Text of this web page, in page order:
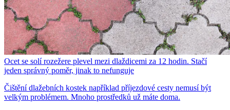
Ocet se solí rozežere plevel mezi dlaždicemi za 12 hodin. Stačí
jeden správný poměr, jinak to nefunguje
Čištění dlažebních kostek například příjezdové cesty nemusí být
velkým problémem. Mnoho prostředků už máte doma.